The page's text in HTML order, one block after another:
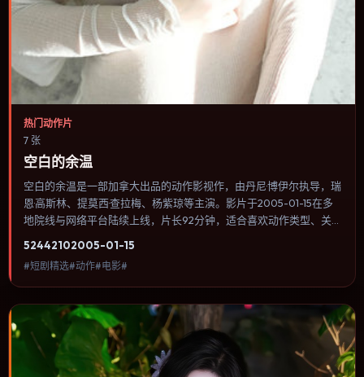
热门动作片
7 张
空白的余温
空白的余温是一部加拿大出品的动作影视作，由丹尼·博伊尔执导，瑞
恩·高斯林、提莫西·查拉梅、杨紫琼等主演。影片于2005-01-15在多
地院线与网络平台陆续上线，片长92分钟，适合喜欢动作类型、关注
与视听语言统一，可作为休闲观影或类型片补片的选择。
52442102005-01-15
#短剧精选#动作#电影#